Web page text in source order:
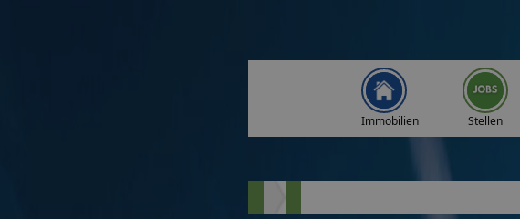
Immobilien Stellen